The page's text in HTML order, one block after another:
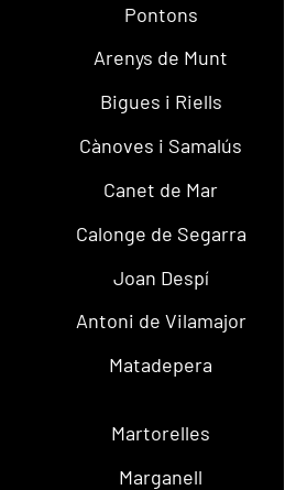
Pontons
Arenys de Munt
Bigues i Riells
Cànoves i Samalús
Canet de Mar
Calonge de Segarra
Joan Despí
Antoni de Vilamajor
Matadepera
Martorelles
Marganell